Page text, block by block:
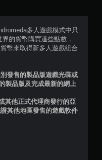
多人遊戲模式中只
的貨幣購買這些點數，
幣來取得新多人遊戲組合
發售的製品版遊戲光碟或
製品版及完成最新的網上
其他正式代理商發行的亞
其他地區發售的遊戲軟件